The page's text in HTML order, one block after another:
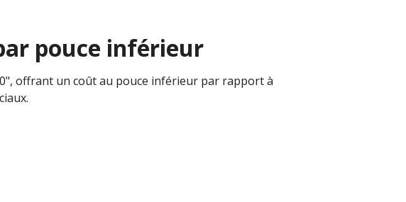
pouce inférieur
offrant un coût au pouce inférieur par rapport à